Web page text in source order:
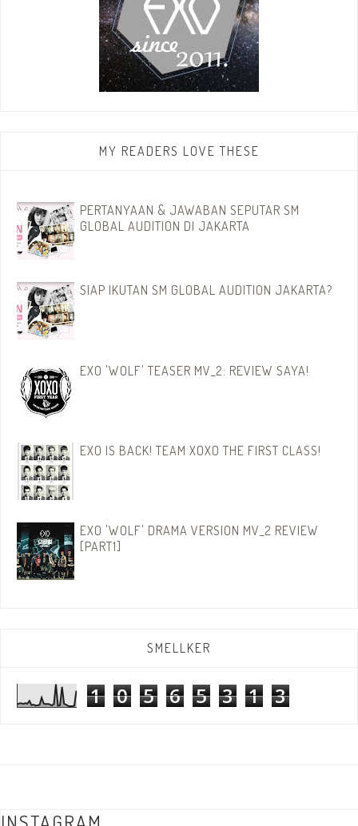
MY READERS LOVE THESE
PERTANYAAN & JAWABAN SEPUTAR SM
GLOBAL AUDITION DI JAKARTA
SIAP IKUTAN SM GLOBAL AUDITION JAKARTA?
EXO 'WOLF' TEASER MV_2: REVIEW SAYA!
EXO IS BACK! TEAM XOXO THE FIRST CLASS!
EXO 'WOLF' DRAMA VERSION MV_2 REVIEW
[PART1]
SMELLKER
1 0 5 6 5 3 1 3